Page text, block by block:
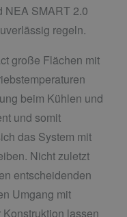
NEA SMART 2.0
regeln.
große Flächen mit
beim Kühlen und
und somit
das System mit
Nicht zuletzt
entscheidenden
Umgang mit
lassen